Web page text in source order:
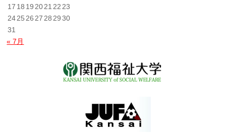
17 18 19 2021 22 23
2425 26 27 28 29 30
31
« 7月